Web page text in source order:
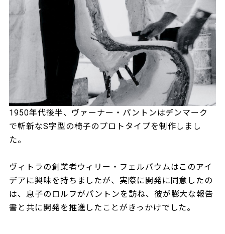
1950年代後半、ヴァーナー・パントンはデンマーク
で斬新なS字型の椅子のプロトタイプを制作しまし
た。
ヴィトラの創業者ウィリー・フェルバウムはこのアイ
デアに興味を持ちましたが、実際に開発に同意したの
は、息子のロルフがパントンを訪ね、彼が膨大な報告
書と共に開発を推進したことがきっかけでした。